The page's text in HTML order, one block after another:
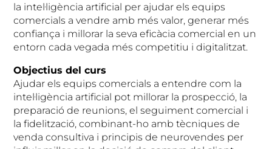
la intel·ligència artificial per ajudar els equips
comercials a vendre amb més valor, generar més
confiança i millorar la seva eficàcia comercial en un
entorn cada vegada més competitiu i digitalitzat.
Objectius del curs
Ajudar els equips comercials a entendre com la
intel·ligència artificial pot millorar la prospecció, la
preparació de reunions, el seguiment comercial i
la fidelització, combinant-ho amb tècniques de
venda consultiva i principis de neurovendes per